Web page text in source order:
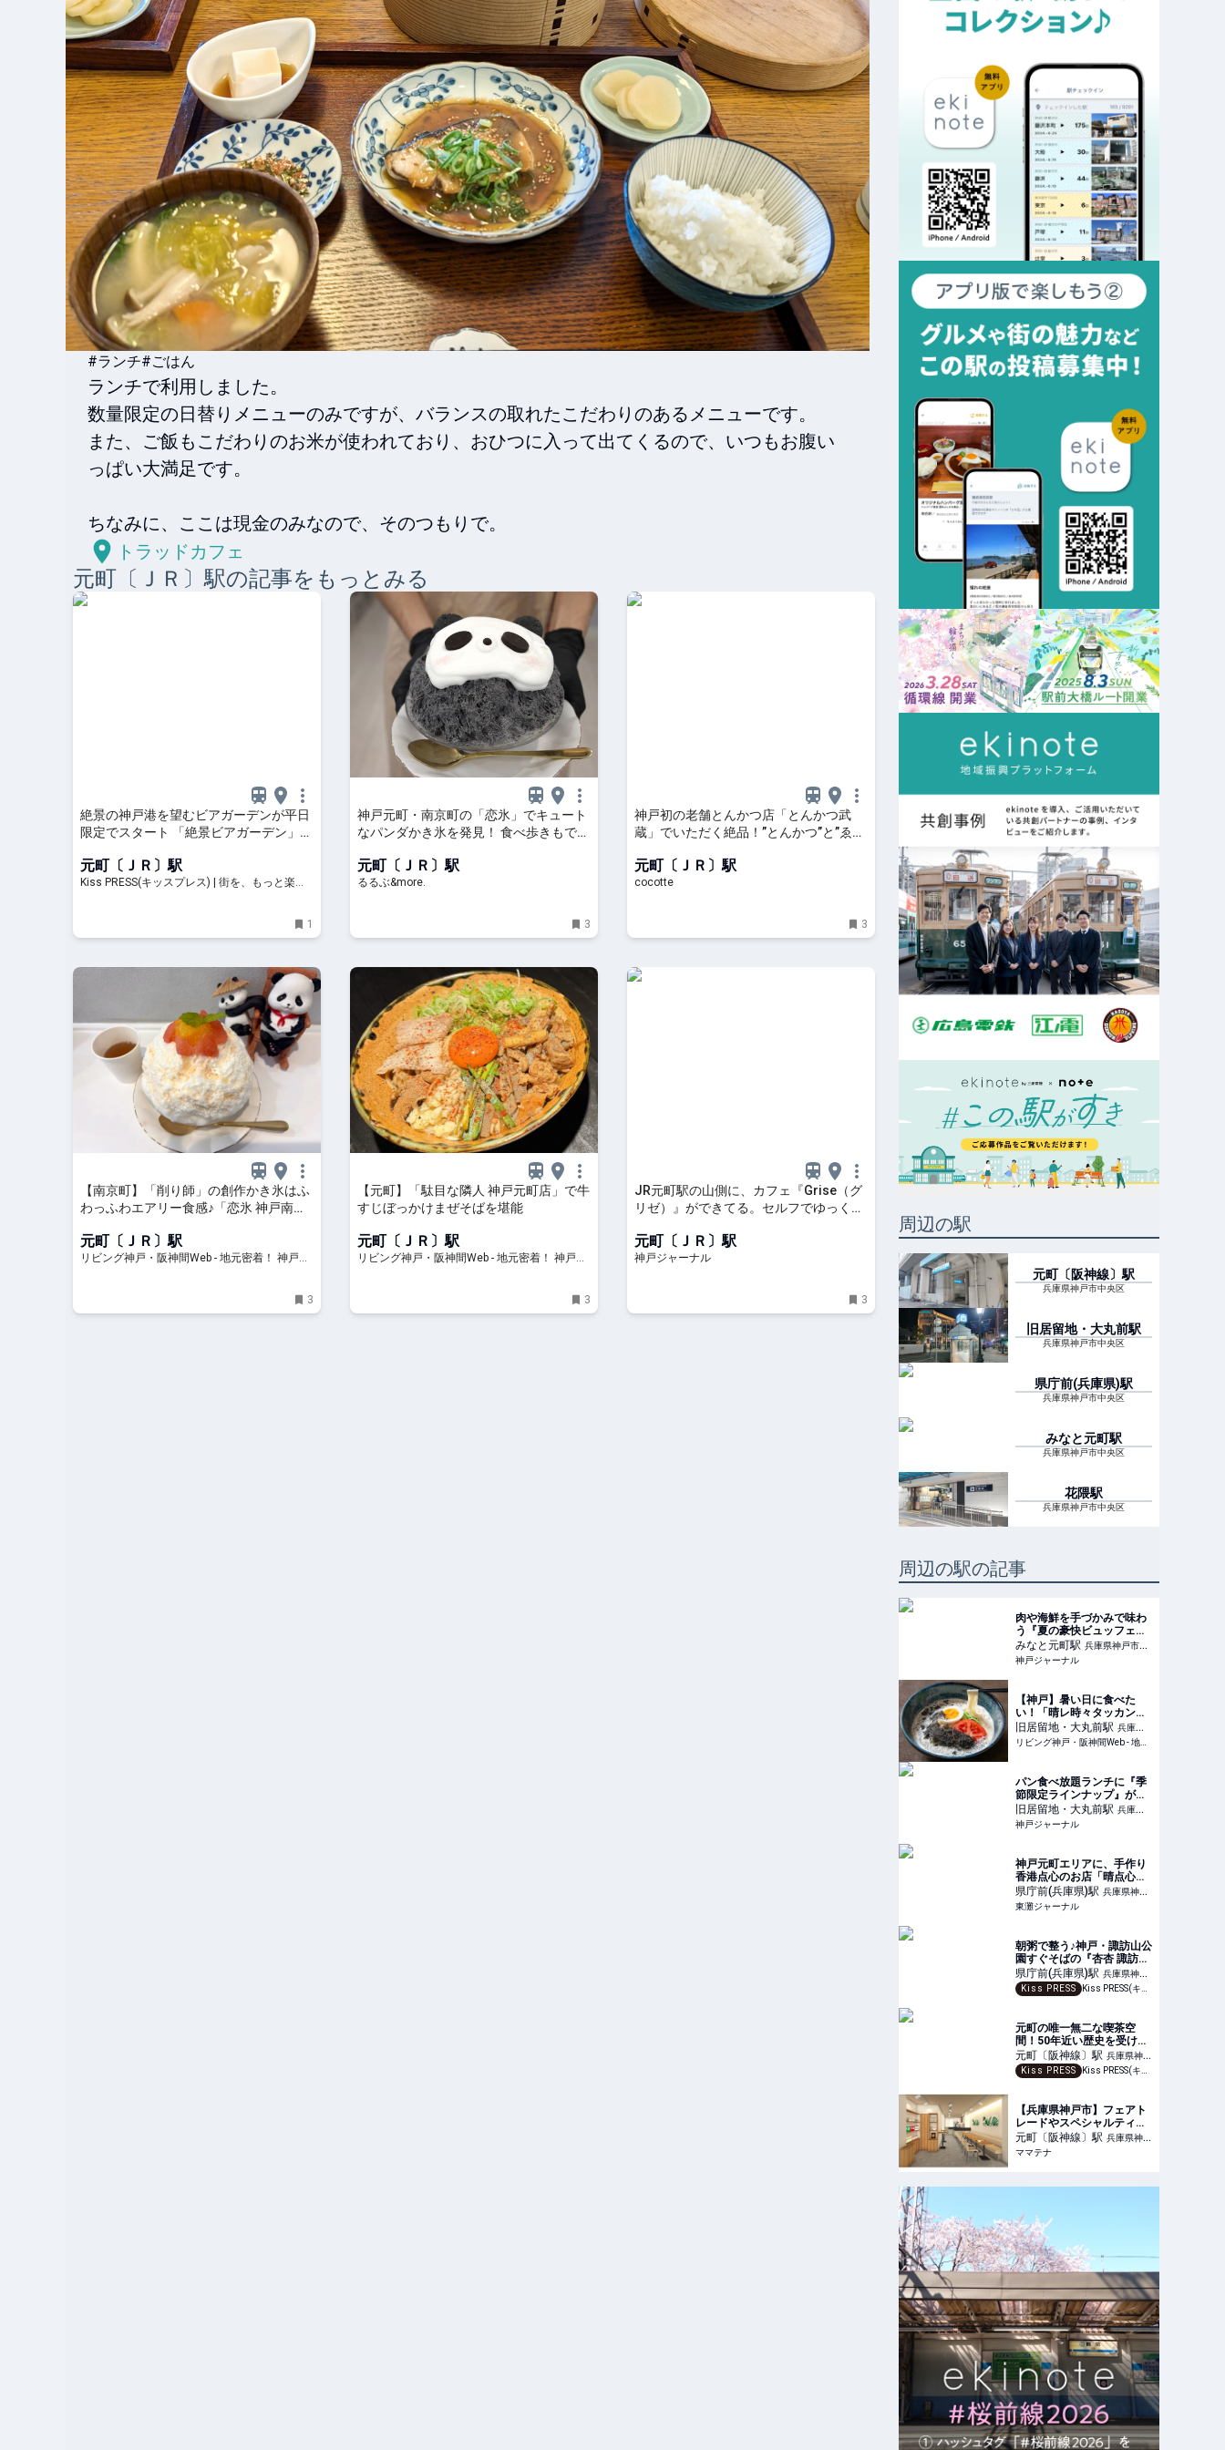
#ランチ#ごはん
ランチで利用しました。
数量限定の日替りメニューのみですが、バランスの取れたこだわりのあるメニューです。
また、ご飯もこだわりのお米が使われており、おひつに入って出てくるので、いつもお腹い
っぱい大満足です。
ちなみに、ここは現金のみなので、そのつもりで。
トラッドカフェ
元町〔ＪＲ〕駅の記事をもっとみる
絶景の神戸港を望むビアガーデンが平日
限定でスタート 「絶景ビアガーデン」
元町〔ＪＲ〕駅
Kiss PRESS(キッスプレス) | 街を、もっと楽し
1
神戸元町・南京町の「恋氷」でキュート
なパンダかき氷を発見！ 食べ歩きもでき
&more.
元町〔ＪＲ〕駅
るるぶ&more.
3
神戸初の老舗とんかつ店「とんかつ武
蔵」でいただく絶品！”とんかつ”と”ゑび
元町〔ＪＲ〕駅
cocotte
3
【南京町】「削り師」の創作かき氷はふ
わっふわエアリー食感♪「恋氷 神戸南京
元町〔ＪＲ〕駅
リビング神戸・阪神間Web - 地元密着！ 神戸、
3
【元町】「駄目な隣人 神戸元町店」で牛
すじぼっかけまぜそばを堪能
元町〔ＪＲ〕駅
リビング神戸・阪神間Web - 地元密着！ 神戸、
3
JR元町駅の山側に、カフェ『Grise（グ
リゼ）』ができてる。セルフでゆっくり
元町〔ＪＲ〕駅
神戸ジャーナル
3
周辺の駅
元町〔阪神線〕駅
兵庫県神戸市中央区
旧居留地・大丸前駅
兵庫県神戸市中央区
県庁前(兵庫県)駅
兵庫県神戸市中央区
みなと元町駅
兵庫県神戸市中央区
花隈駅
兵庫県神戸市中央区
周辺の駅の記事
肉や海鮮を手づかみで味わ
う『夏の豪快ビュッフェ』
が始まってる。話題の「ジ
ャークチキン」も食べ放
題。ポートタワーホテル |
みなと元町駅 兵庫県神戸市中
央区
神戸ジャーナル
【神戸】暑い日に食べた
い！「晴レ時々タッカンマ
リ食堂」の冷麺など夏季限
定ランチを紹介
旧居留地・大丸前駅 兵庫県
神戸市中央区
リビング神戸・阪神間Web - 地元密着！ 神戸、阪神間、北阪神、明石ほかのグルメ、イベント、お出かけ、習い事情報
パン食べ放題ランチに『季
節限定ラインナップ』が登
場してる。メリケンパーク
のTOOTH TOOTH | 神戸ジ
ャーナル
旧居留地・大丸前駅 兵庫県
神戸市中央区
神戸ジャーナル
神戸元町エリアに、手作り
香港点心のお店「晴点心」
さんが4月1日にオープン！
本場広東の味が楽しめるみ
たい #新規オープン #新店
東灘ジャーナル
県庁前(兵庫県)駅 兵庫県神戸
市中央区
東灘ジャーナル
朝粥で整う♪神戸・諏訪山公
園すぐそばの『杏杏 諏訪山
工房』でおいしく楽しく朝
活
県庁前(兵庫県)駅 兵庫県神戸
市中央区
Kiss PRESS Kiss PRESS(キッスプレス) | 街を、もっと楽しもう
元町の唯一無二な喫茶空
間！50年近い歴史を受け継
ぎ世代を超え刺さる『自鳴
琴』
元町〔阪神線〕駅 兵庫県神戸
市中央区
Kiss PRESS Kiss PRESS(キッスプレス) | 街を、もっと楽しもう
【兵庫県神戸市】フェアト
レードやスペシャルティコ
ーヒーを販売する「toho
coffee shop 神戸元町」
OPEN | ママテナ
元町〔阪神線〕駅 兵庫県神戸
市中央区
ママテナ